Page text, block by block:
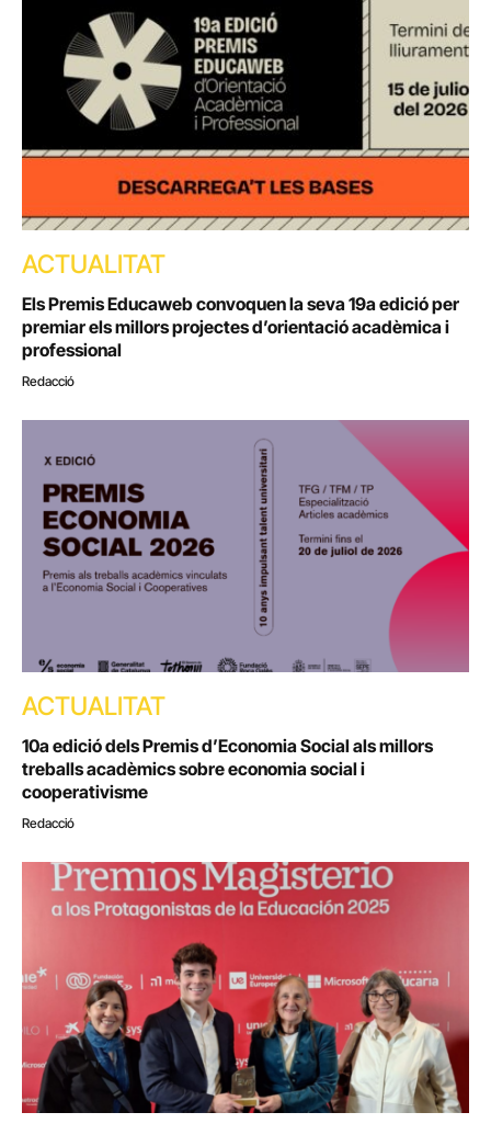
ACTUALITAT
Els Premis Educaweb convoquen la seva 19a edició per
premiar els millors projectes d’orientació acadèmica i
professional
Redacció
ACTUALITAT
10a edició dels Premis d’Economia Social als millors
treballs acadèmics sobre economia social i
cooperativisme
Redacció